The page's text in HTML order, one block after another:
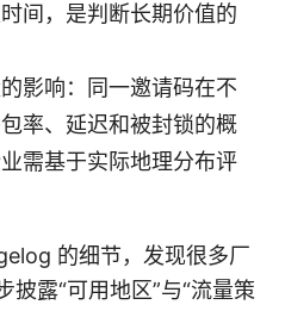
间，是判断长期价值的
影响：同一邀请码在不
率、延迟和被封锁的概
需基于实际地理分布评
的细节，发现很多厂
披露“可用地区”与“流量策